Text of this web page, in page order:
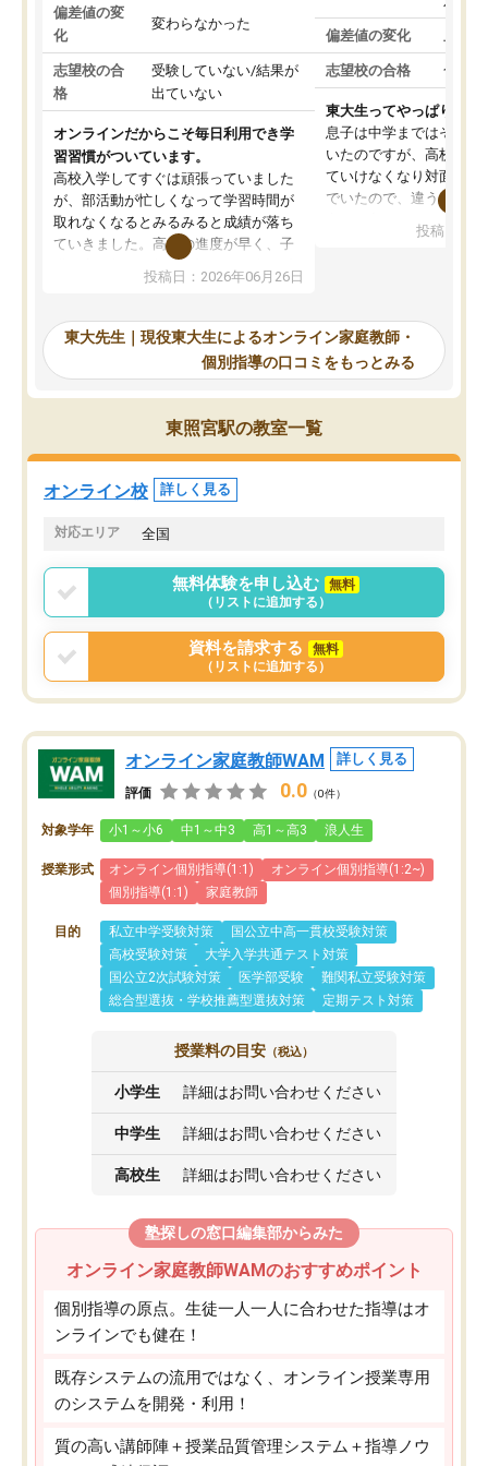
偏差値の変
化
変わらなかった
志望校の合
格
受験していない/結果が
出ていない
オンラインだからこそ毎日利用でき学
習習慣がついています。
高校入学してすぐは頑張っていました
が、部活動が忙しくなって学習時間が
取れなくなるとみるみると成績が落ち
ていきました。高校の進度が早く、子
供も家に帰って勉強の話すると嫌な反
応を示します。東大先生にお願いして
れるので、親としても安心です。毎日
使える自習室とかもあり、わからない
ところがあれば先生が回答してくれる
のも重宝しています。
投稿日：2026年06月26日
偏差値の変化
志望校の合格 合格
東大生ってやっぱりすご
息子は中学まではそこそ
いたのですが、高校に入
ていけなくなり対面の塾
でいたので、違うアプロ
で、当初は模試でD判定
自習室が毎日使えていつ
るのが心強かったよう
謝です。
投稿日：
東大先生｜現役東大生によるオンライン家庭教師・
個別指導の口コミをもっとみる
東照宮駅の教室一覧
オンライン校 詳しく見る
対応エリア 全国
無料体験を申し込む
無料
（リストに追加する）
資料を請求する
無料
（リストに追加する）
オンライン家庭教師WAM 詳しく見る
評価 0.0 （0件）
対象学年 小1～小6 中1～中3 高1～高3 浪人生
授業形式 オンライン個別指導(1:1)
オンライン個別指導(1:2~)
個別指導(1:1)
家庭教師
目的 私立中学受験対策
国公立中高一貫校受験対策
高校受験対策
大学入学共通テスト対策
国公立2次試験対策
医学部受験
難関私立受験対策
総合型選抜・学校推薦型選抜対策
定期テスト対策
授業料の目安 （税込）
小学生 詳細はお問い合わせください
中学生 詳細はお問い合わせください
高校生 詳細はお問い合わせください
塾探しの窓口編集部からみた
オンライン家庭教師WAMのおすすめポイント
個別指導の原点。生徒一人一人に合わせた指導はオ
ンラインでも健在！
既存システムの流用ではなく、オンライン授業専用
のシステムを開発・利用！
質の高い講師陣＋授業品質管理システム＋指導ノウ